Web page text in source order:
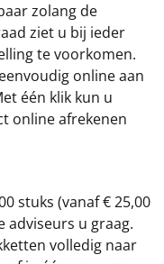
zolang de
ziet u bij ieder
te voorkomen.
online aan
één klik kun u
online afrekenen
stuks (vanaf € 25,00
adviseurs u graag.
volledig naar